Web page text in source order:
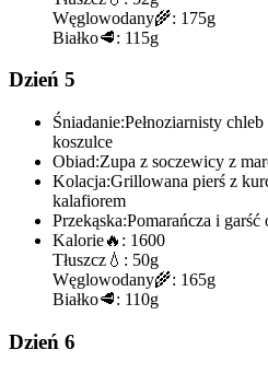
Węglowodany🌾: 175g
Białko🥩: 115g
Dzień 5
Śniadanie:Pełnoziarnisty
koszulce
Obiad:Zupa z soczewicy z
Kolacja:Grillowana pierś z
kalafiorem
Przekąska:Pomarańcza i garść
Kalorie🔥: 1600
Tłuszcz 💧: 50g
Węglowodany🌾: 165g
Białko🥩: 110g
Dzień 6